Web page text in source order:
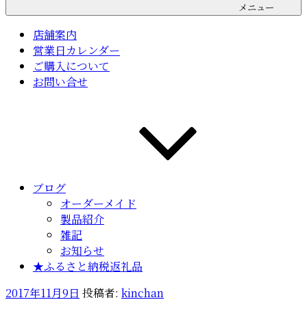
メニュー
店舗案内
営業日カレンダー
ご購入について
お問い合せ
ブログ
オーダーメイド
製品紹介
雑記
お知らせ
★ふるさと納税返礼品
投
2017年11月9日 投稿者: kinchan